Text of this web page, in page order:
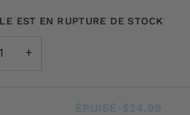
EST EN RUPTURE DE STOCK
+
ÉPUISÉ $24.99